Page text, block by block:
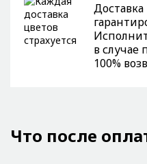
Доставка
в случае
100%
Что после